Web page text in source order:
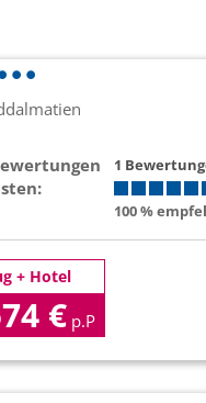
1
100 %
+ Hotel
€ p.P